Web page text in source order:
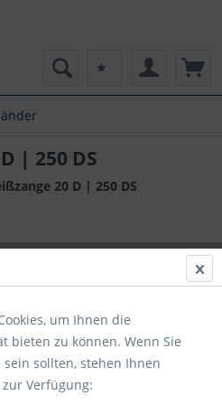
| 250 DS
20 D | 250 DS
um Ihnen die
bieten zu können. Wenn Sie
sollten, stehen Ihnen
Verfügung: